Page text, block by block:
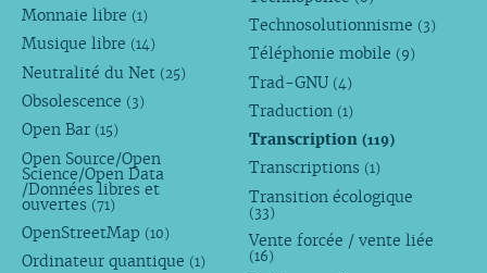
Monnaie libre (1)
Musique libre (14)
Neutralité du Net (25)
Obsolescence (3)
Open Bar (15)
Open Source/Open
Science/Open Data
/Données libres et
ouvertes (71)
OpenStreetMap (10)
Ordinateur quantique (1)
Technosolutionnisme (3)
Téléphonie mobile (9)
Trad-GNU (4)
Traduction (1)
Transcription(119)
Transcriptions (1)
Transition écologique
(33)
Vente forcée / vente liée
(16)